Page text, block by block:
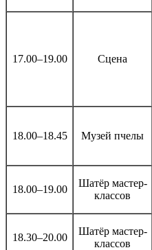
17.00–19.00 Сцена
18.00–18.45 Музей пчелы
18.00–19.00
Шатёр мастер-
классов
18.30–20.00
Шатёр мастер-
классов